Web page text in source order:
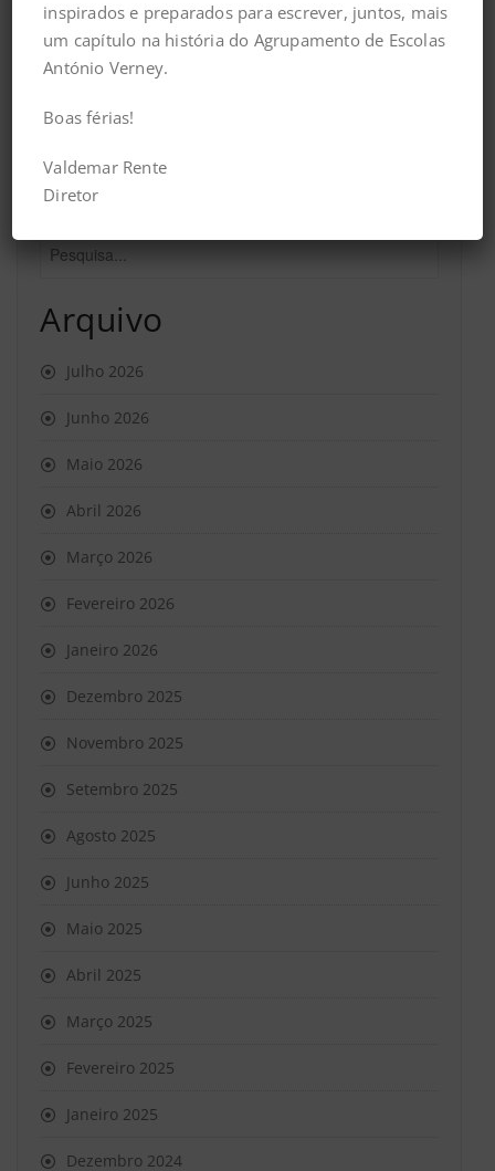
Arquivo
Julho 2026
Junho 2026
Maio 2026
Abril 2026
Março 2026
Fevereiro 2026
Janeiro 2026
Dezembro 2025
Novembro 2025
Setembro 2025
Agosto 2025
Junho 2025
Maio 2025
Abril 2025
Março 2025
Fevereiro 2025
Janeiro 2025
Dezembro 2024
inspirados e preparados para escrever, juntos, mais
um capítulo na história do Agrupamento de Escolas
António Verney.
Boas férias!
Valdemar Rente
Diretor